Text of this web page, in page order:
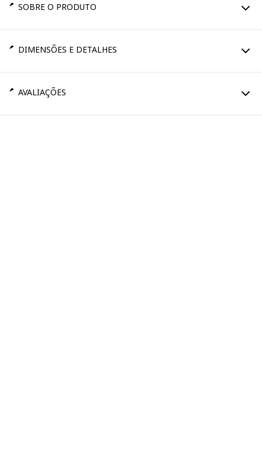
SOBRE O PRODUTO
DIMENSÕES E DETALHES
AVALIAÇÕES